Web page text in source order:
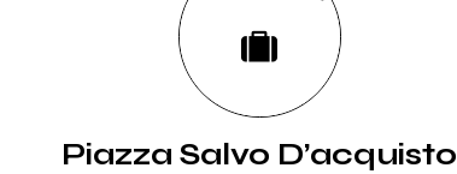
Piazza Salvo D’acquisto